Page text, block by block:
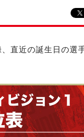
直近の誕生日の選